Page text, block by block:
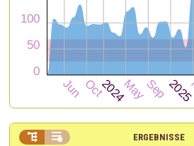
ERGEBNISSE
 